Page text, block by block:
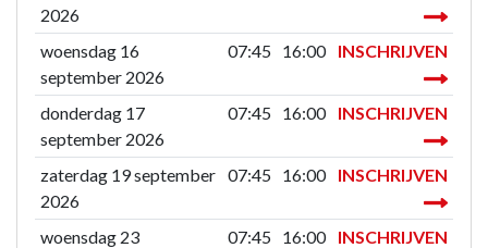
2026
woensdag 16
september 2026
07:45 16:00 INSCHRIJVEN
donderdag 17
september 2026
07:45 16:00 INSCHRIJVEN
zaterdag 19 september
2026
07:45 16:00 INSCHRIJVEN
woensdag 23
07:45 16:00 INSCHRIJVEN